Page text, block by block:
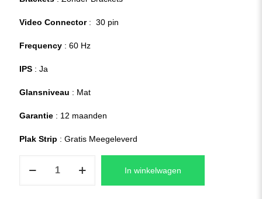
Video Connector: 30 pin
Frequency : 60 Hz
IPS : Ja
Glansniveau : Mat
Garantie : 12 maanden
Plak Strip : Gratis Meegeleverd
In winkelwagen